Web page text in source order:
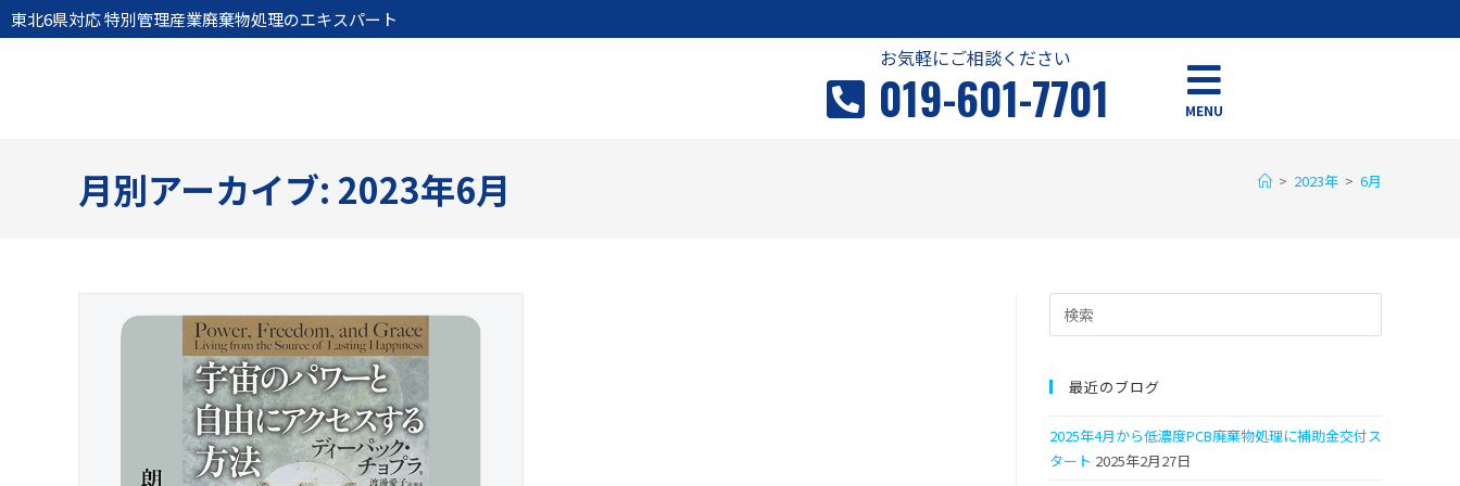
東北6県対応 特別管理産業廃棄物処理のエキスパート
お気軽にご相談ください
019-601-7701 MENU
月別アーカイブ: 2023年6月 > 2023年 > 6月
最近のブログ
2025年4月から低濃度PCB廃棄物処理に補助金交付ス
タート 2025年2月27日